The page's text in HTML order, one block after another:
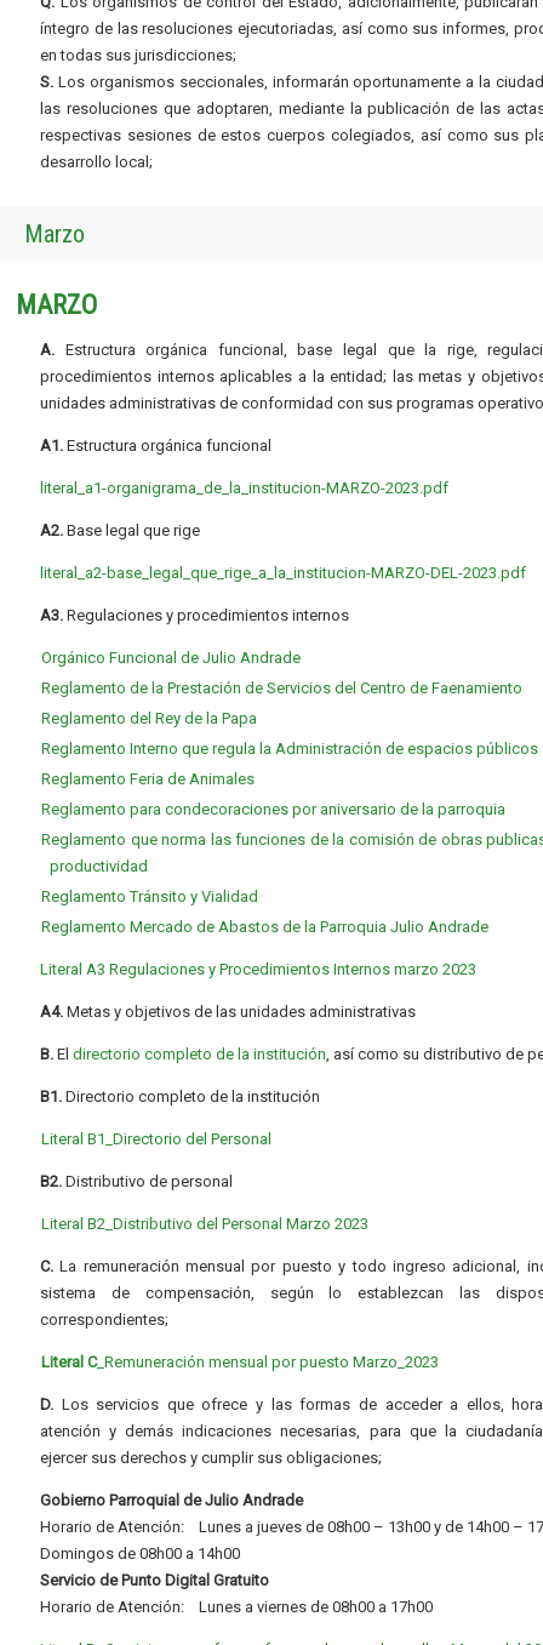
íntegro de las resoluciones ejecutoriadas, así como sus informes,
en todas sus jurisdicciones;
S. Los organismos seccionales, informarán oportunamente a la
las resoluciones que adoptaren, mediante la publicación de las
respectivas sesiones de estos cuerpos colegiados, así como sus
desarrollo local;
Marzo
MARZO
A. Estructura orgánica funcional, base legal que la rige,
procedimientos internos aplicables a la entidad; las metas y
unidades administrativas de conformidad con sus programas
A1. Estructura orgánica funcional
literal_a1-organigrama_de_la_institucion-MARZO-2023.pdf
A2. Base legal que rige
literal_a2-base_legal_que_rige_a_la_institucion-MARZO-DEL-2023.pdf
A3. Regulaciones y procedimientos internos
Orgánico Funcional de Julio Andrade
Reglamento de la Prestación de Servicios del Centro de Faenamiento
Reglamento del Rey de la Papa
Reglamento Interno que regula la Administración de espacios públicos
Reglamento Feria de Animales
Reglamento para condecoraciones por aniversario de la parroquia
Reglamento que norma las funciones de la comisión de obras
productividad
Reglamento Tránsito y Vialidad
Reglamento Mercado de Abastos de la Parroquia Julio Andrade
Literal A3 Regulaciones y Procedimientos Internos marzo 2023
A4. Metas y objetivos de las unidades administrativas
B. El directorio completo de la institución, así como su distributivo de
B1. Directorio completo de la institución
Literal B1_Directorio del Personal
B2. Distributivo de personal
Literal B2_Distributivo del Personal Marzo 2023
C. La remuneración mensual por puesto y todo ingreso adicional,
sistema de compensación, según lo establezcan las
correspondientes;
Literal C_Remuneración mensual por puesto Marzo_2023
D. Los servicios que ofrece y las formas de acceder a ellos,
atención y demás indicaciones necesarias, para que la
ejercer sus derechos y cumplir sus obligaciones;
Gobierno Parroquial de Julio Andrade
Horario de Atención: Lunes a jueves de 08h00 – 13h00 y de 14h00 –
Domingos de 08h00 a 14h00
Servicio de Punto Digital Gratuito
Horario de Atención: Lunes a viernes de 08h00 a 17h00